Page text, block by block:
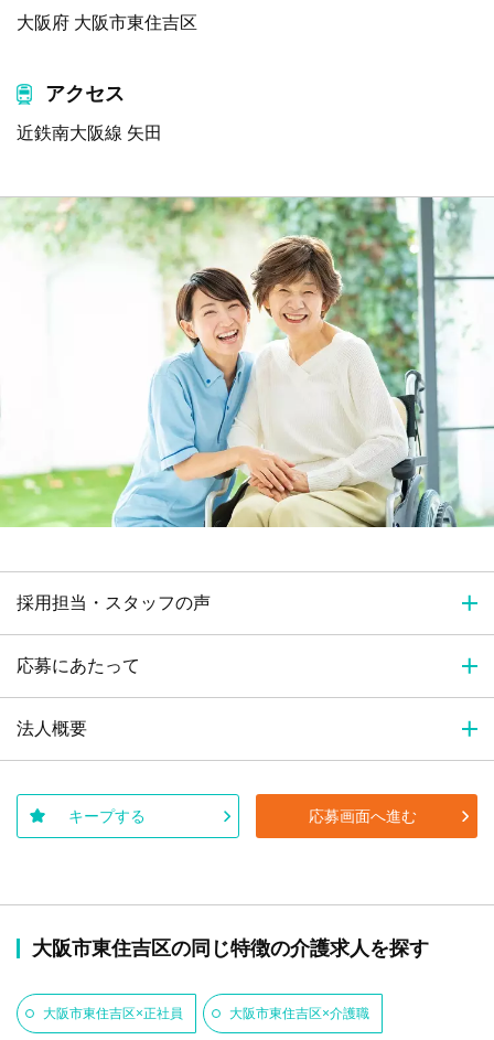
大阪府 大阪市東住吉区
アクセス
近鉄南大阪線 矢田
採用担当・スタッフの声
応募にあたって
法人概要
キープする 応募画面へ進む
大阪市東住吉区の同じ特徴の介護求人を探す
大阪市東住吉区×正社員 大阪市東住吉区×介護職